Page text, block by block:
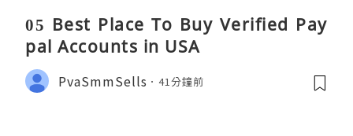
05 Best Place To Buy Verified Pay
pal Accounts in USA
PvaSmmSells 41分鐘前